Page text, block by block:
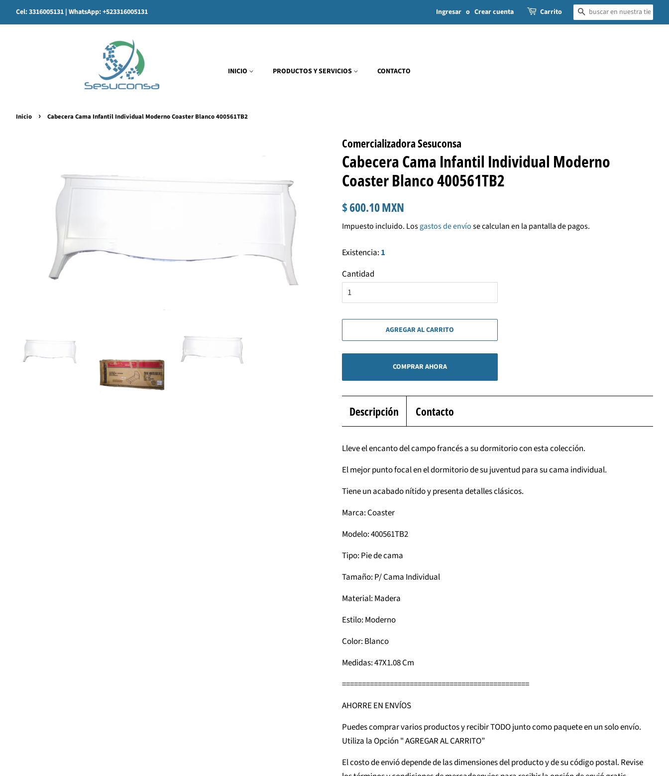
Cel: 3316005131 | WhatsApp: +523316005131 Ingresar o Crear cuenta Carrito BUSCAR
INICIO PRODUCTOS Y SERVICIOS CONTACTO
Inicio › Cabecera Cama Infantil Individual Moderno Coaster Blanco 400561TB2
Comercializadora Sesuconsa
Cabecera Cama Infantil Individual Moderno
Coaster Blanco 400561TB2
Precio
$ 600.10 MXN
venta
Impuesto incluido. Losgastos de envíose calculan en la pantalla de pagos.
Existencia: 1
Cantidad
AGREGAR AL CARRITO
COMPRAR AHORA
Descripción Contacto
Lleve el encanto del campo francés a su dormitorio con esta colección.
El mejor punto focal en el dormitorio de su juventud para su cama individual.
Tiene un acabado nítido y presenta detalles clásicos.
Marca: Coaster
Modelo: 400561TB2
Tipo: Pie de cama
Tamaño: P/ Cama Individual
Material: Madera
Estilo: Moderno
Color: Blanco
Medidas: 47X1.08 Cm
===============================================
AHORRE EN ENVÍOS
Puedes comprar varios productos y recibir TODO junto como paquete en un solo envío.
Utiliza la Opción " AGREGAR AL CARRITO”
El costo de envió depende de las dimensiones del producto y de su código postal. Revise